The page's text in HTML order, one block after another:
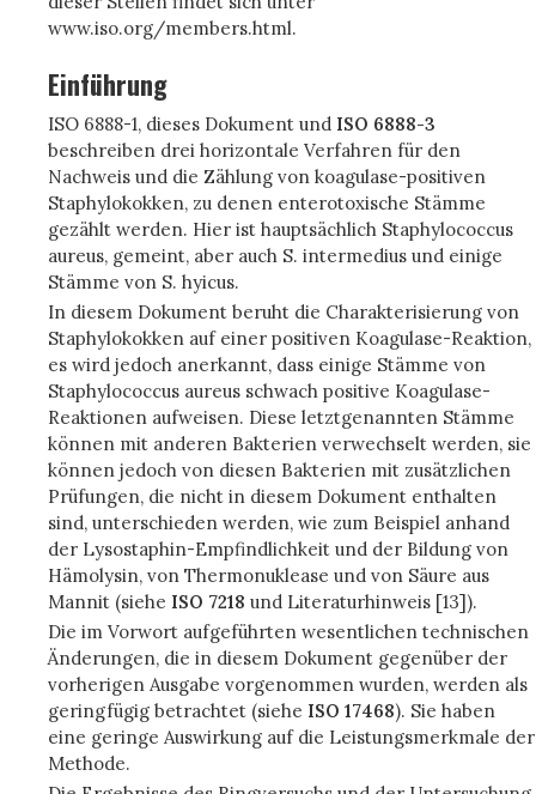
www.iso.org/members.html.
Einführung
ISO 6888-1, dieses Dokument und ISO 6888-3
beschreiben drei horizontale Verfahren für den
Nachweis und die Zählung von koagulase-positiven
Staphylokokken, zu denen enterotoxische Stämme
gezählt werden. Hier ist hauptsächlich Staphylococcus
aureus, gemeint, aber auch S. intermedius und einige
Stämme von S. hyicus.
In diesem Dokument beruht die Charakterisierung von
Staphylokokken auf einer positiven Koagulase-Reaktion,
es wird jedoch anerkannt, dass einige Stämme von
Staphylococcus aureus schwach positive Koagulase-
Reaktionen aufweisen. Diese letztgenannten Stämme
können mit anderen Bakterien verwechselt werden, sie
können jedoch von diesen Bakterien mit zusätzlichen
Prüfungen, die nicht in diesem Dokument enthalten
sind, unterschieden werden, wie zum Beispiel anhand
der Lysostaphin-Empfindlichkeit und der Bildung von
Hämolysin, von Thermonuklease und von Säure aus
Mannit (siehe ISO 7218 und Literaturhinweis [13]).
Die im Vorwort aufgeführten wesentlichen technischen
Änderungen, die in diesem Dokument gegenüber der
vorherigen Ausgabe vorgenommen wurden, werden als
geringfügig betrachtet (siehe ISO 17468). Sie haben
eine geringe Auswirkung auf die Leistungsmerkmale der
Methode.